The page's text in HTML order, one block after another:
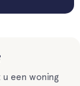
een woning